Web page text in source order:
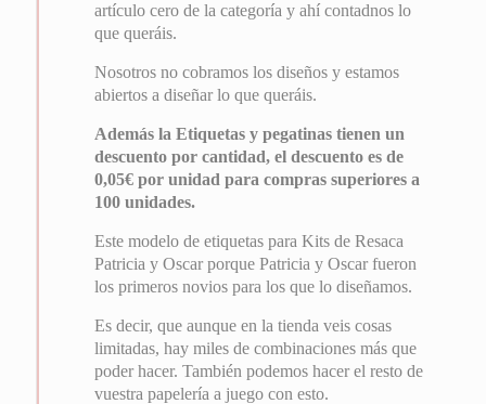
artículo cero de la categoría y ahí contadnos lo
que queráis.
Nosotros no cobramos los diseños y estamos
abiertos a diseñar lo que queráis.
Además la Etiquetas y pegatinas tienen un
descuento por cantidad, el descuento es de
0,05€ por unidad para compras superiores a
100 unidades.
Este modelo de etiquetas para Kits de Resaca
Patricia y Oscar porque Patricia y Oscar fueron
los primeros novios para los que lo diseñamos.
Es decir, que aunque en la tienda veis cosas
limitadas, hay miles de combinaciones más que
poder hacer. También podemos hacer el resto de
vuestra papelería a juego con esto.